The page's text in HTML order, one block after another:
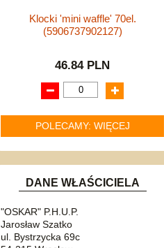
Klocki 'mini waffle' 70el.
(5906737902127)
46.84 PLN
POLECAMY: WIĘCEJ
DANE WŁAŚCICIELA
"OSKAR" P.H.U.P.
Jarosław Szatko
ul. Bystrzycka 69c